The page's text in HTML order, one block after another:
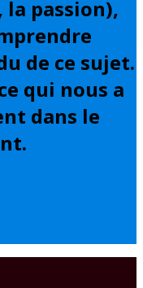
passion),
de ce sujet.
qui nous a
dans le